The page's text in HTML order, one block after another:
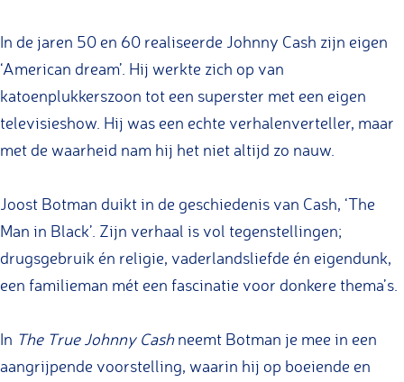
e
J
o
h
n
C
a
s
h
r
u
e
J
o
n
y
C
a
h
In de jaren 50 en 60 realiseerde Johnny Cash zijn eigen
‘American dream’. Hij werkte zich op van
katoenplukkerszoon tot een superster met een eigen
televisieshow. Hij was een echte verhalenverteller, maar
met de waarheid nam hij het niet altijd zo nauw.
Joost Botman duikt in de geschiedenis van Cash, ‘The
Man in Black’. Zijn verhaal is vol tegenstellingen;
drugsgebruik én religie, vaderlandsliefde én eigendunk,
een familieman mét een fascinatie voor donkere thema’s.
In The True Johnny Cashneemt Botman je mee in een
aangrijpende voorstelling, waarin hij op boeiende en